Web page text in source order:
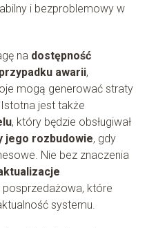
i bezproblemowy w
na dostępność
awarii,
mogą generować straty
jest także
, który będzie obsługiwał
jego rozbudowie, gdy
Nie bez znaczenia
które
systemu.